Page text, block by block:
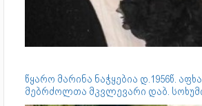
წყარო მარინა ნაჭყებია დ.1956წ.
მებრძოლთა მკვლევარი დაბ.